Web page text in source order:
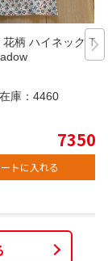
柄 ハイネック Tシ
庫： 4460
7350
トに入れる